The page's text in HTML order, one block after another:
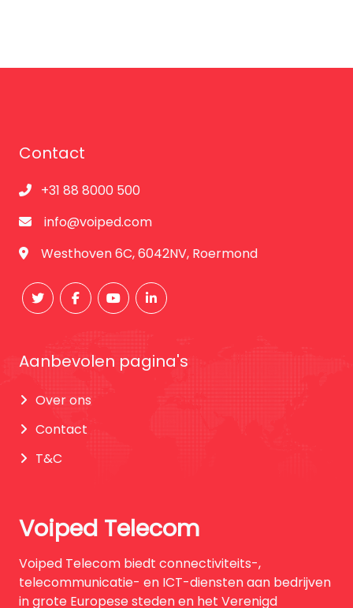
Contact
+31 88 8000 500
info@voiped.com
Westhoven 6C, 6042NV, Roermond
Aanbevolen pagina's
Over ons
Contact
T&C
Voiped Telecom
Voiped Telecom biedt connectiviteits-,
telecommunicatie- en ICT-diensten aan bedrijven
in grote Europese steden en het Verenigd